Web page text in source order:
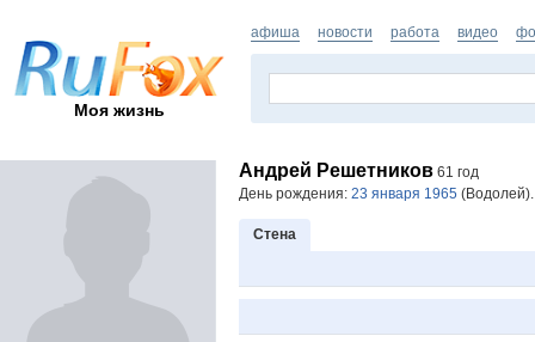
Моя жизнь
афиша новости работа видео
Андрей Решетников 61 год
День рождения: 23 января 1965 (Водолей).
Стена